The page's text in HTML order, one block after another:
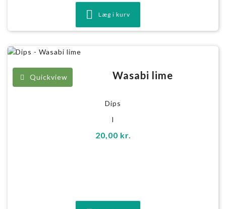
Læg i kurv
Quickview Wasabi lime
Dips
l
20,00 kr.